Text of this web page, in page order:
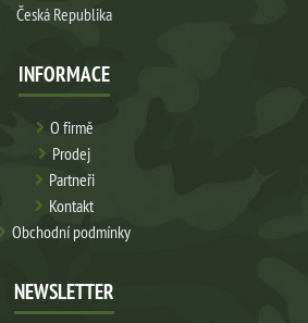
Česká Republika
INFORMACE
O firmě
Prodej
Partneři
Kontakt
Obchodní podmínky
NEWSLETTER